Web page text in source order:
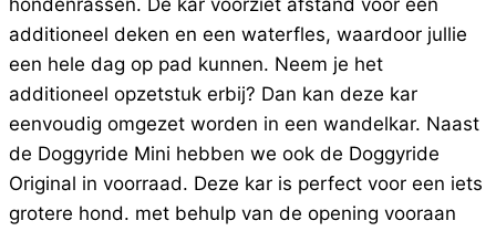
hondenrassen. De kar voorziet afstand voor een
additioneel deken en een waterfles, waardoor jullie
een hele dag op pad kunnen. Neem je het
additioneel opzetstuk erbij? Dan kan deze kar
eenvoudig omgezet worden in een wandelkar. Naast
de Doggyride Mini hebben we ook de Doggyride
Original in voorraad. Deze kar is perfect voor een iets
grotere hond. met behulp van de opening vooraan